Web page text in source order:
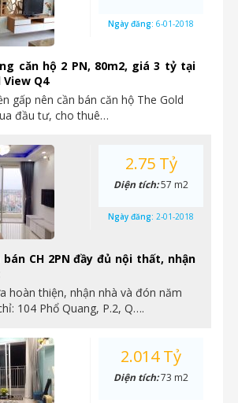
căn hộ 2 PN, 80m2, giá 3 tỷ tại
View Q4
gấp nên cần bán căn hộ The Gold
đầu tư, cho thuê…
Ngày đăng: 6-01-2018
CH 2PN đầy đủ nội thất, nhận
hoàn thiện, nhận nhà và đón năm
104 Phổ Quang, P.2, Q….
2.75 Tỷ
Diện tích:57 m2
Ngày đăng: 2-01-2018
2.014 Tỷ
Diện tích:73 m2